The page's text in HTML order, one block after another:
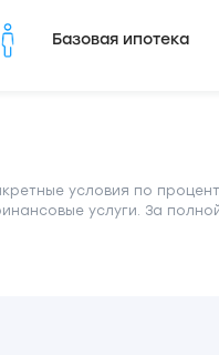
Базовая ипотека
условия по
услуги. За